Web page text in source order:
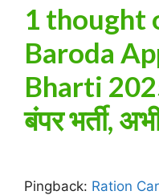
1 thought
Baroda
Bharti
बंपर भर्ती,
Pingback: Ration